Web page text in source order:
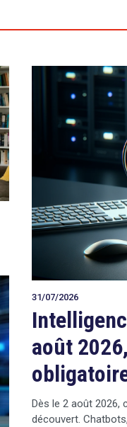
31/07/2026
août
Dès le 2 août 2026,
découvert.